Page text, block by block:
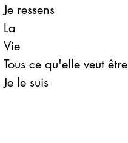
Je ressens
La
Vie
Tous ce qu'elle veut être
Je le suis